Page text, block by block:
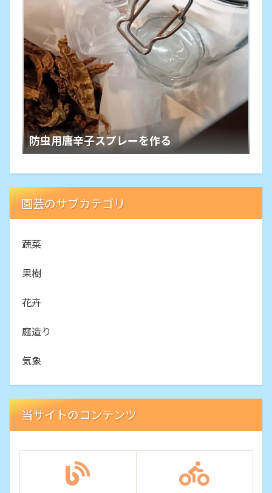
防虫用唐辛子スプレーを作る
園芸のサブカテゴリ
蔬菜
果樹
花卉
庭造り
気象
当サイトのコンテンツ